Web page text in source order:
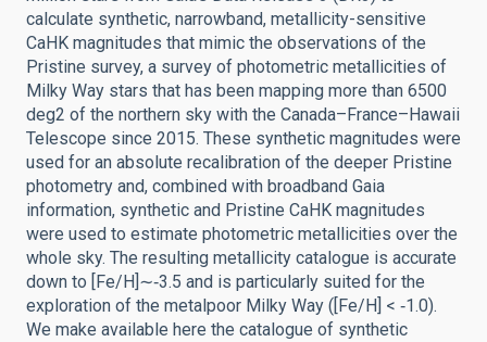
calculate synthetic, narrowband, metallicity-sensitive
CaHK magnitudes that mimic the observations of the
Pristine survey, a survey of photometric metallicities of
Milky Way stars that has been mapping more than 6500
deg2 of the northern sky with the Canada–France–Hawaii
Telescope since 2015. These synthetic magnitudes were
used for an absolute recalibration of the deeper Pristine
photometry and, combined with broadband Gaia
information, synthetic and Pristine CaHK magnitudes
were used to estimate photometric metallicities over the
whole sky. The resulting metallicity catalogue is accurate
down to [Fe/H]∼‑3.5 and is particularly suited for the
exploration of the metalpoor Milky Way ([Fe/H] < ‑1.0).
We make available here the catalogue of synthetic